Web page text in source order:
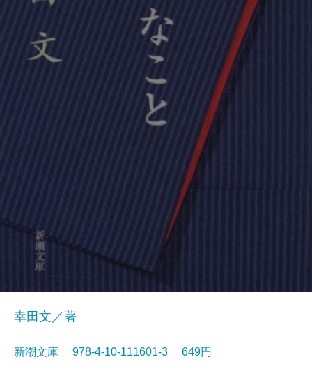
幸田文／著
新潮文庫 978-4-10-111601-3 649円